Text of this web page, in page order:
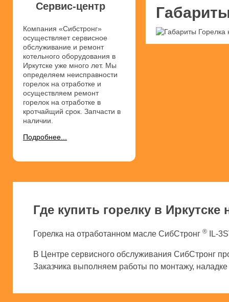
Сервис-центр
Компания «Сибстронг»
осуществляет сервисное
обслуживание и ремонт
котельного оборудования в
Иркутске уже много лет. Мы
определяем неисправности
горелок на отработке и
осуществляем ремонт
горелок на отработке в
кротчайщий срок. Запчасти в
наличии.
Подробнее...
Где купить горелку в
Горелка на отработанном масле СибСтронг ® IL-
В Центре сервисного обслуживания СибСтронг
Заказчика выполняем работы по монтажу, наладке